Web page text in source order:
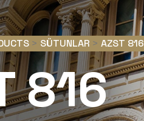
> SÜTUNLAR > AZST 816
816